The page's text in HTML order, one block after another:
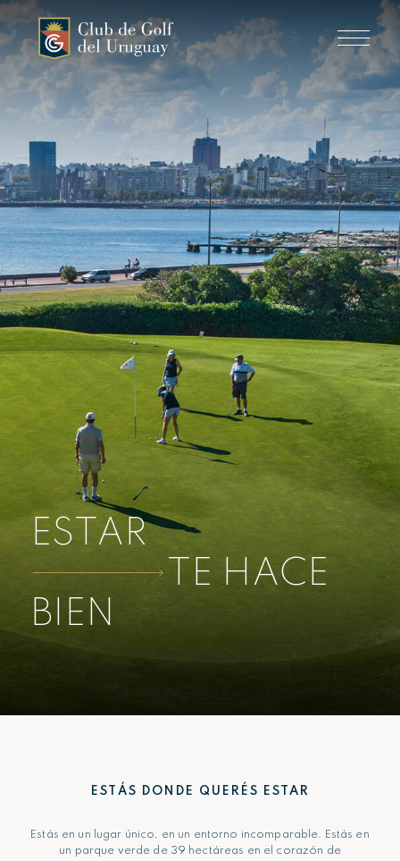
ESTAR
TE HACE
BIEN
ESTÁS DONDE QUERÉS ESTAR
Estás en un lugar único, en un entorno incomparable. Estás en
un parque verde de 39 hectáreas en el corazón de